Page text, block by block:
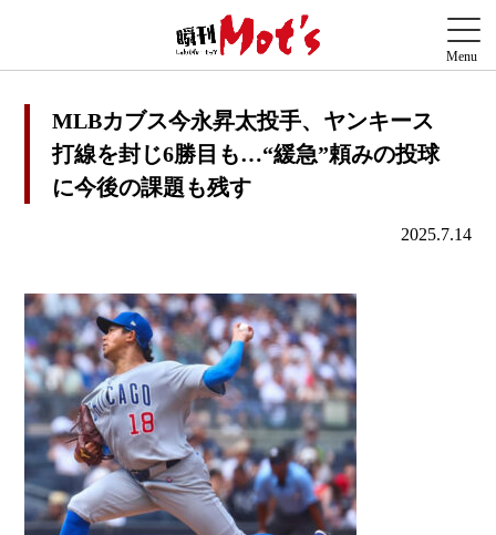
MLBカブス今永昇太投手、ヤンキース
打線を封じ6勝目も…“緩急”頼みの投球
に今後の課題も残す
2025.7.14